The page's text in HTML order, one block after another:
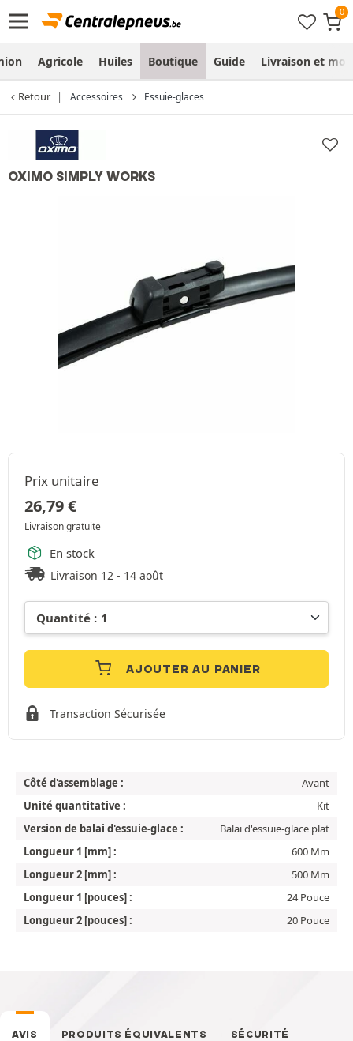
Agricole Huiles Boutique Guide Livraison et
Retour Accessoires Essuie-glaces
OXIMO SIMPLY WORKS
Prix unitaire
26,79€
Livraison gratuite
En stock
Livraison 12 - 14 août
AJOUTER AU PANIER
Transaction Sécurisée
Côté d'assemblage :
Avant
Unité quantitative :
Kit
Version de balai d'essuie-glace :
Balai d'essuie-glace plat
Longueur 1 [mm] :
600 Mm
Longueur 2 [mm] :
500 Mm
Longueur 1 [pouces] :
24 Pouce
Longueur 2 [pouces] :
20 Pouce
AVIS PRODUITS ÉQUIVALENTS SÉCURITÉ